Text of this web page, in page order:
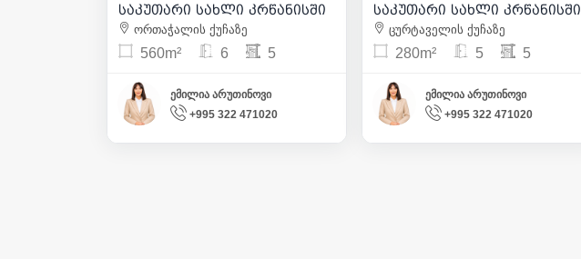
საკუთარი სახლი კრწანისში
ორთაჭალის ქუჩაზე
560m² 6 5
ემილია არუთინოვი
+995 322 471020
საკუთარი სახლი კრწანისში
ცურტაველის ქუჩაზე
280m² 5 5
ემილია არუთინოვი
+995 322 471020